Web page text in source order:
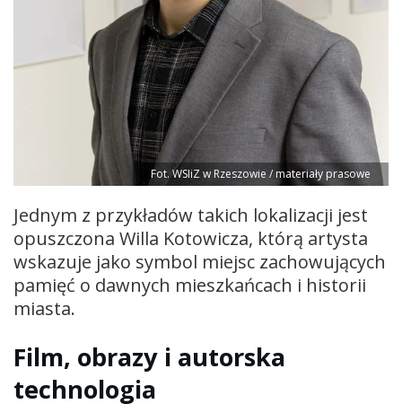
Fot. WSIiZ w Rzeszowie / materiały prasowe
Jednym z przykładów takich lokalizacji jest
opuszczona Willa Kotowicza, którą artysta
wskazuje jako symbol miejsc zachowujących
pamięć o dawnych mieszkańcach i historii
miasta.
Film, obrazy i autorska
technologia